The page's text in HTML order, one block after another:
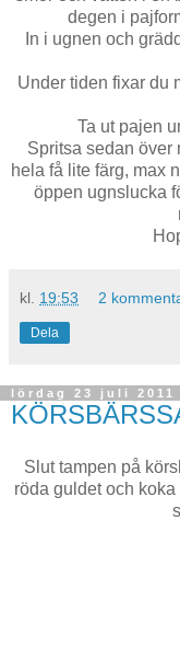
degen i
In i ugnen och
Under tiden fixar du
Ta ut pajen
Spritsa sedan över
hela få lite färg, max
öppen ugnslucka
kl. 19:53 2
Dela
lördag 23 juli 2011
Slut tampen på
röda guldet och